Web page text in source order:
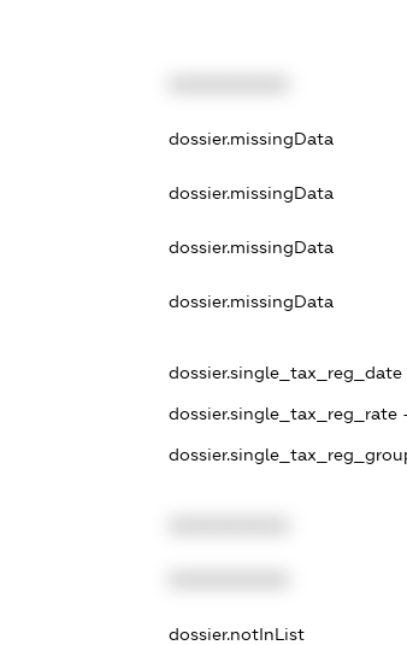
dossier.missingData
dossier.missingData
dossier.missingData
dossier.missingData
dossier.single_tax_reg_date
dossier.single_tax_reg_rate
dossier.notInList